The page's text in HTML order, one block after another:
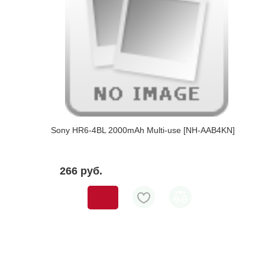
Sony HR6-4BL 2000mAh Multi-use [NH-AAB4KN]
266 pуб.